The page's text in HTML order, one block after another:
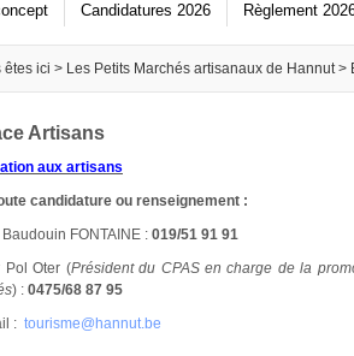
Candidatures 2026 Règlement
êtes ici > Les Petits Marchés artisanaux de Hannut>
Artisans
aux artisans
candidature ou renseignement :
FONTAINE : 019/51 91 91
Oter (Président du CPAS en charge de la
) : 0475/68 87 95
: tourisme@hannut.be